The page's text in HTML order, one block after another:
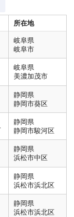
所在地
岐阜県
岐阜市
岐阜県
美濃加茂市
静岡県
静岡市葵区
静岡県
静岡市駿河区
静岡県
浜松市中区
静岡県
浜松市浜北区
静岡県
浜松市浜北区